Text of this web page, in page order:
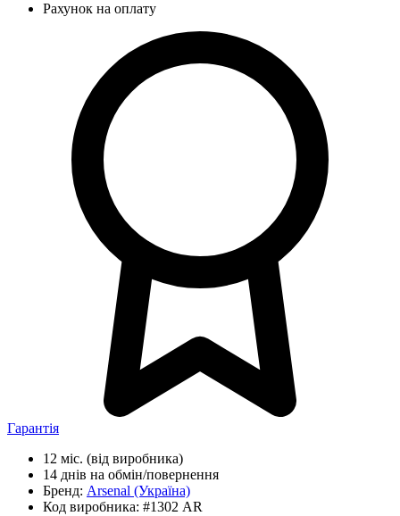
Рахунок на оплату
Гарантія
12 міс. (від виробника)
14 днів на обмін/повернення
Бренд: Arsenal (Україна)
Код виробника: #1302 AR